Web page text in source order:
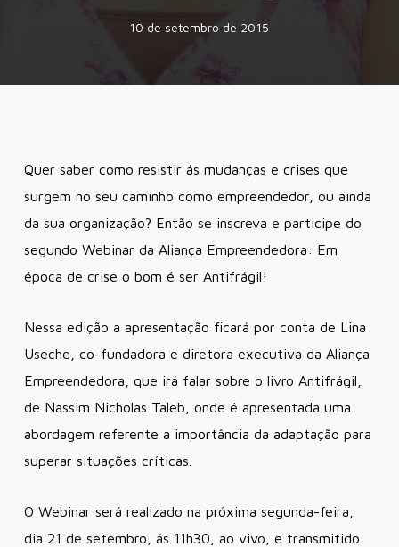
10 de setembro de 2015
Quer saber como resistir ás mudanças e crises que
surgem no seu caminho como empreendedor, ou ainda
da sua organização? Então se inscreva e participe do
segundo Webinar da Aliança Empreendedora: Em
época de crise o bom é ser Antifrágil!
Nessa edição a apresentação ficará por conta de Lina
Useche, co-fundadora e diretora executiva da Aliança
Empreendedora, que irá falar sobre o livro Antifrágil,
de Nassim Nicholas Taleb, onde é apresentada uma
abordagem referente a importância da adaptação para
superar situações críticas.
O Webinar será realizado na próxima segunda-feira,
dia 21 de setembro, ás 11h30, ao vivo, e transmitido